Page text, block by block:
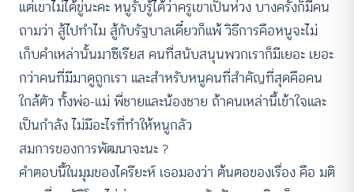
แต่เขาไม่ได้ขู่นะคะ หนูรับรู้ได้ว่าครูเขาเป็นห่วง บางครั้งก็มีคน
ถามว่า สู้ไปทำไม สู้กับรัฐบาลเดี๋ยวก็แพ้ วิธีการคือหนูจะไม่
เก็บคำเหล่านั้นมาซีเรียส คนที่สนับสนุนพวกเราก็มีเยอะ เยอะ
กว่าคนที่มีมาดูถูกเรา และสำหรับหนูคนที่สำคัญที่สุดคือคน
ใกล้ตัว ทั้งพ่อ-แม่ พี่ชายและน้องชาย ถ้าคนเหล่านี้เข้าใจและ
เป็นกำลัง ไม่มีอะไรที่ทำให้หนูกลัว
สมการของการพัฒนาจะนะ ?
คำตอบนี้ในมุมของไครียะห์ เธอมองว่า ต้นตอของเรื่อง​ คือ มติ